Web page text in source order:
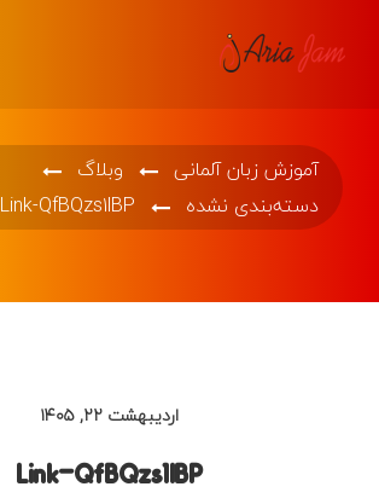
آموزش زبان آلمانی
وبلاگ
دسته‌بندی نشده
Link-QfBQzs1lBP
اردیبهشت ۲۲, ۱۴۰۵
Link-QfBQzs1lBP